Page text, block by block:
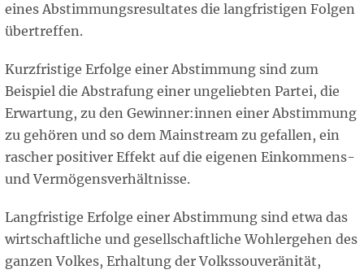
eines Abstimmungsresultates die langfristigen Folgen
übertreffen.
Kurzfristige Erfolge einer Abstimmung sind zum
Beispiel die Abstrafung einer ungeliebten Partei, die
Erwartung, zu den Gewinner:innen einer Abstimmung
zu gehören und so dem Mainstream zu gefallen, ein
rascher positiver Effekt auf die eigenen Einkommens-
und Vermögensverhältnisse.
Langfristige Erfolge einer Abstimmung sind etwa das
wirtschaftliche und gesellschaftliche Wohlergehen des
ganzen Volkes, Erhaltung der Volkssouveränität,